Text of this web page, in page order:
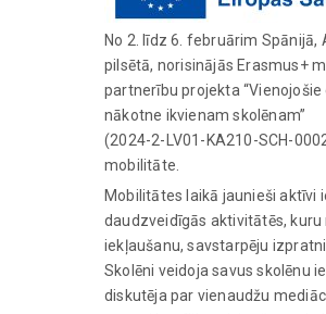
No 2. līdz 6. februārim Spānijā,
pilsētā, norisinājās Erasmus+
partnerību projekta
nākotne ikvienam skolēnam”
(2024-2-LV01-KA210-SCH-
mobilitāte.
Mobilitātes laikā jaunieši aktīvi
daudzveidīgās aktivitātēs,
iekļaušanu, savstarpēju
Skolēni veidoja savus skolēnu
diskutēja par vienaudžu